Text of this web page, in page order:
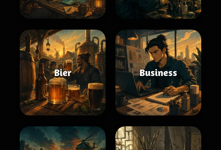
Bier Business